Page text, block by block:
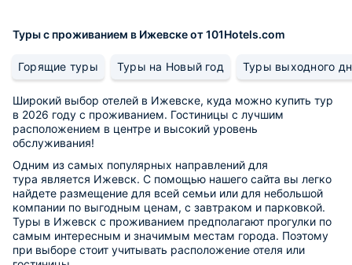
Туры с проживанием в Ижевске от 101Hotels.com
Горящие туры Туры на Новый год Туры выходного
Широкий выбор отелей в Ижевске, куда можно купить тур
в 2026 году с проживанием. Гостиницы с лучшим
расположением в центре и высокий уровень
обслуживания!
Одним из самых популярных направлений для
тура является Ижевск. С помощью нашего сайта вы легко
найдете размещение для всей семьи или для небольшой
компании по выгодным ценам, с завтраком и парковкой.
Туры в Ижевск с проживанием предполагают прогулки по
самым интересным и значимым местам города. Поэтому
при выборе стоит учитывать расположение отеля или